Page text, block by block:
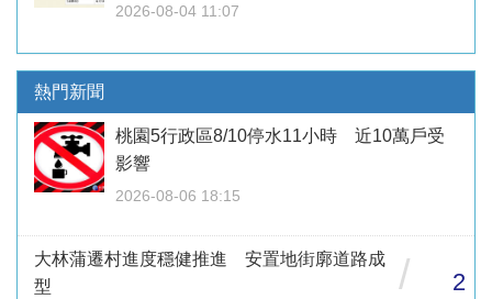
2026-08-04 11:07
熱門新聞
桃園5行政區8/10停水11小時 近10萬戶受
影響
2026-08-06 18:15
大林蒲遷村進度穩健推進 安置地街廓道路成
型
/ 2